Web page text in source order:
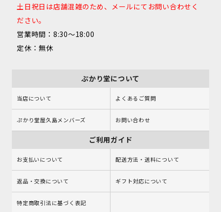
土日祝日は店舗混雑のため、メールにてお問い合わせく
ださい。
営業時間：8:30～18:00
定休：無休
ぷかり堂について
当店について よくあるご質問
ぷかり堂屋久島メンバーズ お問い合わせ
ご利用ガイド
お支払いについて 配送方法・送料について
返品・交換について ギフト対応について
特定商取引法に基づく表記